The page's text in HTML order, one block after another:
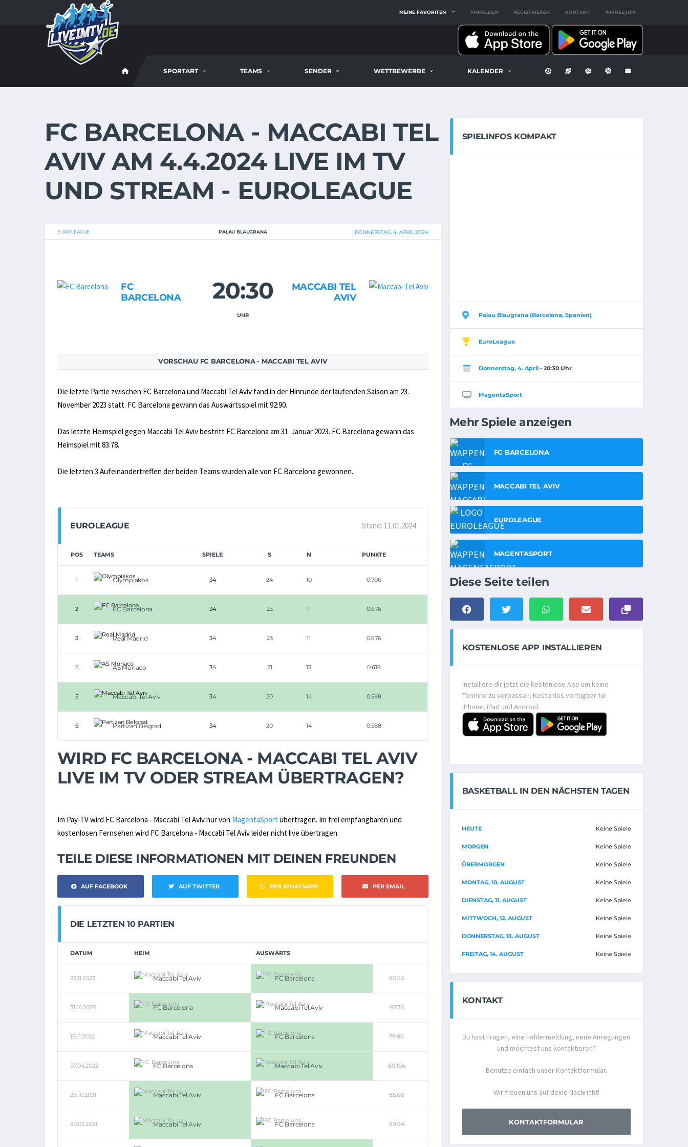
MEINE FAVORITEN ANMELDEN REGISTRIEREN KONTAKT IMPRESSUM
SPORTART TEAMS SENDER WETTBEWERBE KALENDER
FC BARCELONA - MACCABI TEL
AVIV AM 4.4.2024 LIVE IM TV
UND STREAM - EUROLEAGUE
EUROLEAGUE PALAU BLAUGRANA DONNERSTAG, 4. APRIL 2024
FC
BARCELONA
20:30
UHR
MACCABI TEL
AVIV
VORSCHAU FC BARCELONA - MACCABI TEL AVIV
Die letzte Partie zwischen FC Barcelona und Maccabi Tel Aviv fand in der Hinrunde der laufenden Saison am 23.
November 2023 statt. FC Barcelona gewann das Auswärtsspiel mit 92:90.
Das letzte Heimspiel gegen Maccabi Tel Aviv bestritt FC Barcelona am 31. Januar 2023. FC Barcelona gewann das
Heimspiel mit 83:78.
Die letzten 3 Aufeinandertreffen der beiden Teams wurden alle von FC Barcelona gewonnen.
EUROLEAGUE Stand: 11.01.2024
POS TEAMS SPIELE S N PUNKTE
1 Olympiakos 34 24 10 0.706
2 FC Barcelona 34 23 11 0.676
3 Real Madrid 34 23 11 0.676
4 AS Monaco 34 21 13 0.618
5 Maccabi Tel Aviv 34 20 14 0.588
6 Partizan Belgrad 34 20 14 0.588
WIRD FC BARCELONA - MACCABI TEL AVIV
LIVE IM TV ODER STREAM ÜBERTRAGEN?
Im Pay-TV wird FC Barcelona - Maccabi Tel Aviv nur von MagentaSportübertragen. Im frei empfangbaren und
kostenlosen Fernsehen wird FC Barcelona - Maccabi Tel Aviv leider nicht live übertragen.
TEILE DIESE INFORMATIONEN MIT DEINEN FREUNDEN
AUF FACEBOOK AUF TWITTER PER WHATSAPP PER EMAIL
DIE LETZTEN 10 PARTIEN
DATUM HEIM AUSWÄRTS
23.11.2023 Maccabi Tel Aviv FC Barcelona 90:92
31.01.2023 FC Barcelona Maccabi Tel Aviv 83:78
10.11.2022 Maccabi Tel Aviv FC Barcelona 79:86
07.04.2022 FC Barcelona Maccabi Tel Aviv 80:104
28.10.2021 Maccabi Tel Aviv FC Barcelona 85:68
30.03.2021 Maccabi Tel Aviv FC Barcelona 99:94
SPIELINFOS KOMPAKT
Palau Blaugrana (Barcelona, Spanien)
EuroLeague
Donnerstag, 4. April- 20:30 Uhr
MagentaSport
Mehr Spiele anzeigen
FC BARCELONA
MACCABI TEL AVIV
EUROLEAGUE
MAGENTASPORT
Diese Seite teilen
KOSTENLOSE APP INSTALLIEREN
Installiere dir jetzt die kostenlose App um keine
Termine zu verpassen. Kostenlos verfügbar für
iPhone, iPad und Android.
BASKETBALL IN DEN NÄCHSTEN TAGEN
HEUTE Keine Spiele
MORGEN Keine Spiele
ÜBERMORGEN Keine Spiele
MONTAG, 10. AUGUST Keine Spiele
DIENSTAG, 11. AUGUST Keine Spiele
MITTWOCH, 12. AUGUST Keine Spiele
DONNERSTAG, 13. AUGUST Keine Spiele
FREITAG, 14. AUGUST Keine Spiele
KONTAKT
Du hast Fragen, eine Fehlermeldung, neue Anregungen
und möchtest uns kontaktieren?
Benutze einfach unser Kontaktformular.
Wir freuen uns auf deine Nachricht!
KONTAKTFORMULAR